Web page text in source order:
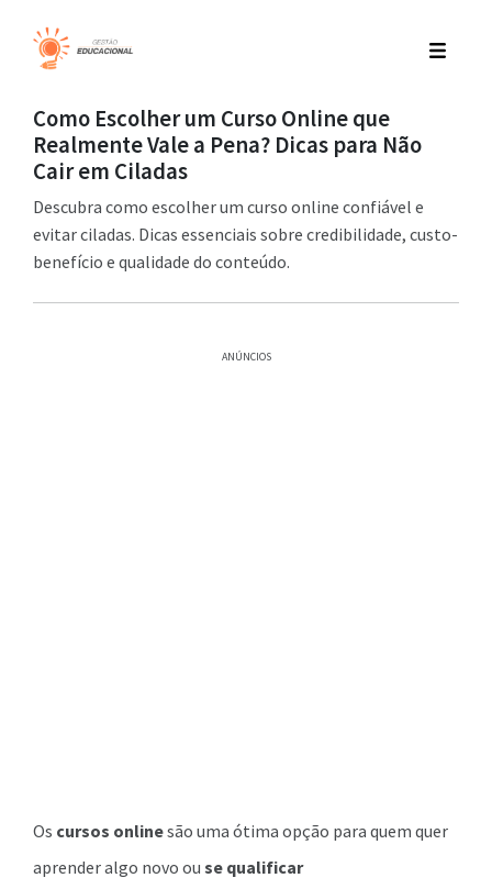
Como Escolher um Curso Online que
Realmente Vale a Pena? Dicas para Não
Cair em Ciladas
Descubra como escolher um curso online confiável e
evitar ciladas. Dicas essenciais sobre credibilidade, custo-
benefício e qualidade do conteúdo.
ANÚNCIOS
Os cursos onlinesão uma ótima opção para quem quer
aprender algo novo ou se qualificar